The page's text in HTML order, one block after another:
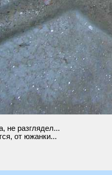
не разглядел...
от южанки...